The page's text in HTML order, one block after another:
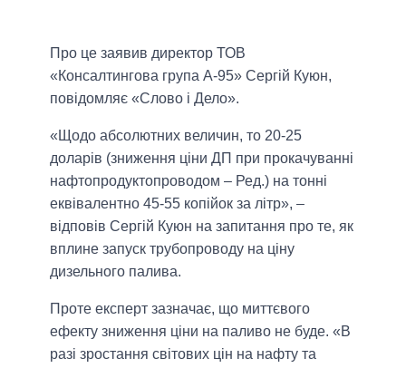
Про це заявив директор ТОВ
«Консалтингова група А-95» Сергій Куюн,
повідомляє «Слово і Дело».
«Щодо абсолютних величин, то 20-25
доларів (зниження ціни ДП при прокачуванні
нафтопродуктопроводом – Ред.) на тонні
еквівалентно 45-55 копійок за літр», –
відповів Сергій Куюн на запитання про те, як
вплине запуск трубопроводу на ціну
дизельного палива.
Проте експерт зазначає, що миттєвого
ефекту зниження ціни на паливо не буде. «В
разі зростання світових цін на нафту та